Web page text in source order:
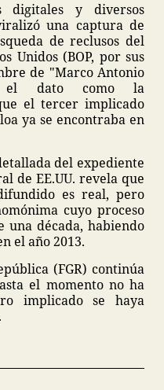
digitales y diversos
una captura de
de reclusos del
Unidos (BOP, por sus
de "Marco Antonio
el dato como la
el tercer implicado
ya se encontraba en
del expediente
de EE.UU. revela que
es real, pero
cuyo proceso
una década, habiendo
el año 2013.
(FGR) continúa
el momento no ha
implicado se haya